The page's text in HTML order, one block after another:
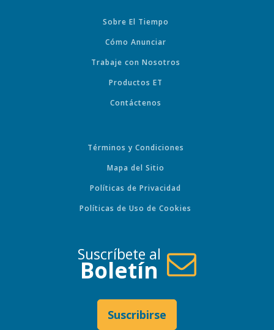
Sobre El Tiempo
Cómo Anunciar
Trabaje con Nosotros
Productos ET
Contáctenos
Términos y Condiciones
Mapa del Sitio
Políticas de Privacidad
Políticas de Uso de Cookies
Suscríbete al
Boletín
Suscribirse